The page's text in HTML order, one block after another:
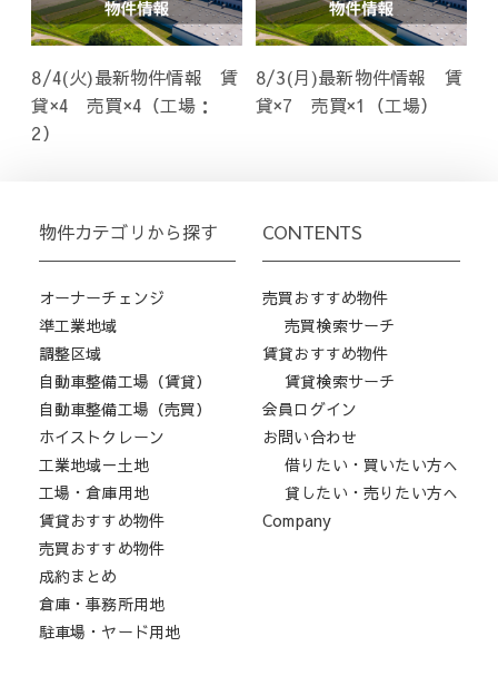
8/4(火)最新物件情報 賃
貸×4 売買×4（工場：
2）
8/3(月)最新物件情報 賃
貸×7 売買×1（工場）
物件カテゴリから探す
オーナーチェンジ
準工業地域
調整区域
自動車整備工場（賃貸）
自動車整備工場（売買）
ホイストクレーン
工業地域－土地
工場・倉庫用地
賃貸おすすめ物件
売買おすすめ物件
成約まとめ
倉庫・事務所用地
駐車場・ヤード用地
CONTENTS
売買おすすめ物件
売買検索サーチ
賃貸おすすめ物件
賃貸検索サーチ
会員ログイン
お問い合わせ
借りたい・買いたい方へ
貸したい・売りたい方へ
Company